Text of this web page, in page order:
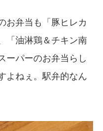
お弁当も「豚ヒレカ
「油淋鶏＆チキン南
ーパーのお弁当らし
よねぇ。駅弁的なん